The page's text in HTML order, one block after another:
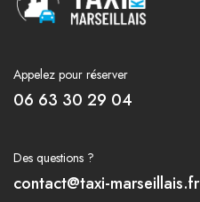
Appelez pour réserver
06 63 30 29 04
Des questions ?
contact@taxi-marseillais.fr